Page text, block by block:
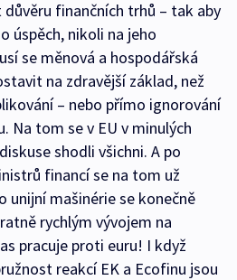
finančních trhů – tak aby
úspěch, nikoli na jeho
se měnová a hospodářská
na zdravější základ, než
– nebo přímo ignorování
Na tom se v EU v minulých
shodli všichni. A po
financí se na tom už
unijní mašinérie se konečně
rychlým vývojem na
pracuje proti euru! I když
reakcí EK a Ecofinu jsou